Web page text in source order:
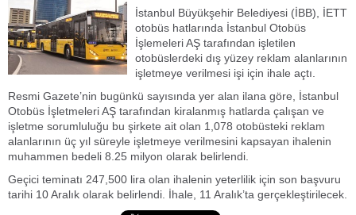
İstanbul Büyükşehir Belediyesi (İBB), İETT
otobüs hatlarında İstanbul Otobüs
İşlemeleri AŞ tarafından işletilen
otobüslerdeki dış yüzey reklam alanlarının
işletmeye verilmesi işi için ihale açtı.
Resmi Gazete’nin bugünkü sayısında yer alan ilana göre, İstanbul
Otobüs İşletmeleri AŞ tarafından kiralanmış hatlarda çalışan ve
işletme sorumluluğu bu şirkete ait olan 1,078 otobüsteki reklam
alanlarının üç yıl süreyle işletmeye verilmesini kapsayan ihalenin
muhammen bedeli 8.25 milyon olarak belirlendi.
Geçici teminatı 247,500 lira olan ihalenin yeterlilik için son başvuru
tarihi 10 Aralık olarak belirlendi. İhale, 11 Aralık’ta gerçekleştirilecek.